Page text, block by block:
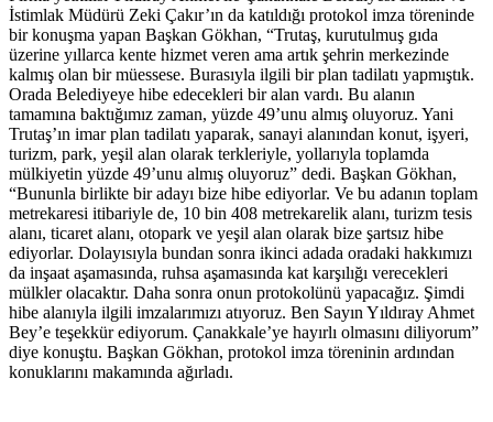
İstimlak Müdürü Zeki Çakır’ın da katıldığı protokol imza töreninde
bir konuşma yapan Başkan Gökhan, “Trutaş, kurutulmuş gıda
üzerine yıllarca kente hizmet veren ama artık şehrin merkezinde
kalmış olan bir müessese. Burasıyla ilgili bir plan tadilatı yapmıştık.
Orada Belediyeye hibe edecekleri bir alan vardı. Bu alanın
tamamına baktığımız zaman, yüzde 49’unu almış oluyoruz. Yani
Trutaş’ın imar plan tadilatı yaparak, sanayi alanından konut, işyeri,
turizm, park, yeşil alan olarak terkleriyle, yollarıyla toplamda
mülkiyetin yüzde 49’unu almış oluyoruz” dedi. Başkan Gökhan,
“Bununla birlikte bir adayı bize hibe ediyorlar. Ve bu adanın toplam
metrekaresi itibariyle de, 10 bin 408 metrekarelik alanı, turizm tesis
alanı, ticaret alanı, otopark ve yeşil alan olarak bize şartsız hibe
ediyorlar. Dolayısıyla bundan sonra ikinci adada oradaki hakkımızı
da inşaat aşamasında, ruhsa aşamasında kat karşılığı verecekleri
mülkler olacaktır. Daha sonra onun protokolünü yapacağız. Şimdi
hibe alanıyla ilgili imzalarımızı atıyoruz. Ben Sayın Yıldıray Ahmet
Bey’e teşekkür ediyorum. Çanakkale’ye hayırlı olmasını diliyorum”
diye konuştu. Başkan Gökhan, protokol imza töreninin ardından
konuklarını makamında ağırladı.